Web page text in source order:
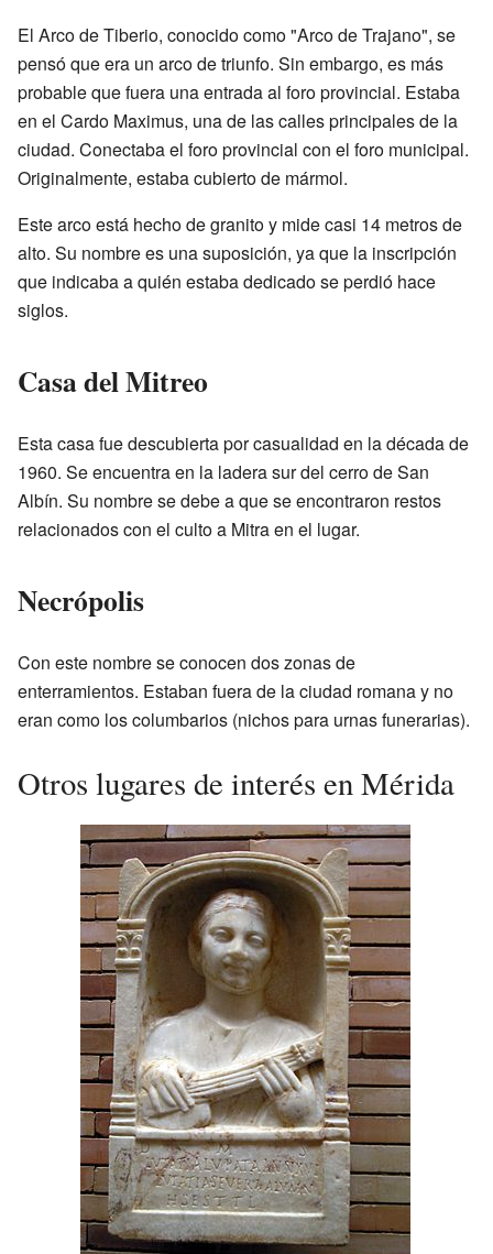
El Arco de Tiberio, conocido como "Arco de Trajano", se
pensó que era un arco de triunfo. Sin embargo, es más
probable que fuera una entrada al foro provincial. Estaba
en el Cardo Maximus, una de las calles principales de la
ciudad. Conectaba el foro provincial con el foro municipal.
Originalmente, estaba cubierto de mármol.
Este arco está hecho de granito y mide casi 14 metros de
alto. Su nombre es una suposición, ya que la inscripción
que indicaba a quién estaba dedicado se perdió hace
siglos.
Casa del Mitreo
Esta casa fue descubierta por casualidad en la década de
1960. Se encuentra en la ladera sur del cerro de San
Albín. Su nombre se debe a que se encontraron restos
relacionados con el culto a Mitra en el lugar.
Necrópolis
Con este nombre se conocen dos zonas de
enterramientos. Estaban fuera de la ciudad romana y no
eran como los columbarios (nichos para urnas funerarias).
Otros lugares de interés en Mérida